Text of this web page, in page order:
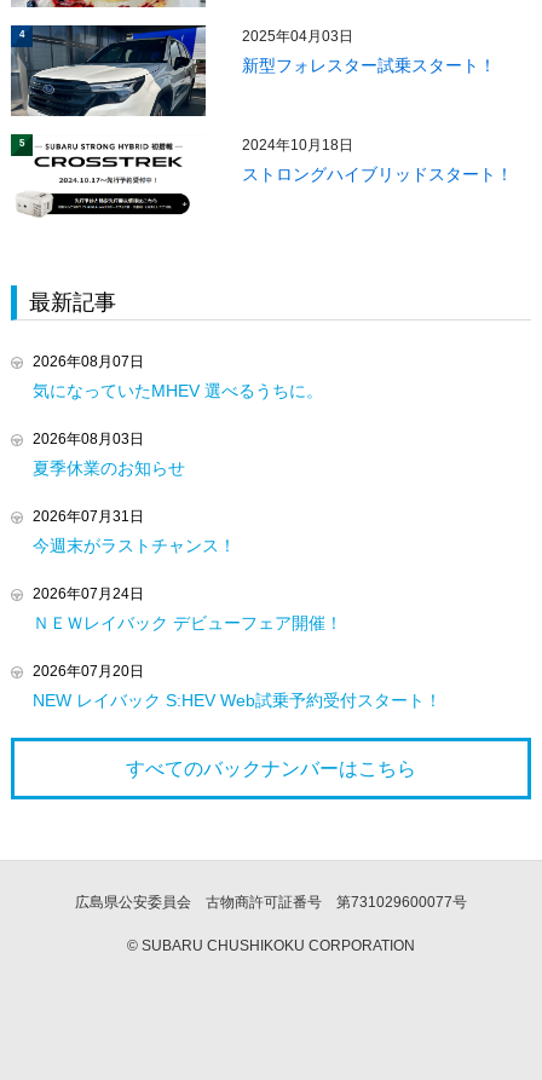
4 2025年04月03日
新型フォレスター試乗スタート！
5 2024年10月18日
ストロングハイブリッドスタート！
最新記事
2026年08月07日
気になっていたMHEV 選べるうちに。
2026年08月03日
夏季休業のお知らせ
2026年07月31日
今週末がラストチャンス！
2026年07月24日
ＮＥＷレイバック デビューフェア開催！
2026年07月20日
NEW レイバック S:HEV Web試乗予約受付スタート！
すべてのバックナンバーはこちら
広島県公安委員会 古物商許可証番号 第731029600077号
© SUBARU CHUSHIKOKU CORPORATION